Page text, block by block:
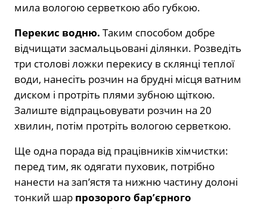
мила вологою серветкою або губкою.
Перекис водню. Таким способом добре
відчищати засмальцьовані ділянки. Розведіть
три столові ложки перекису в склянці теплої
води, нанесіть розчин на брудні місця ватним
диском і протріть плями зубною щіткою.
Залиште відпрацьовувати розчин на 20
хвилин, потім протріть вологою серветкою.
Ще одна порада від працівників хімчистки:
перед тим, як одягати пуховик, потрібно
нанести на зап’ястя та нижню частину долоні
тонкий шар прозорого бар’єрного